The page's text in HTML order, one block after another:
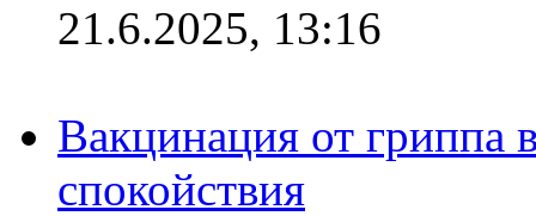
21.6.2025, 13:16
Вакцинация от гриппа
спокойствия